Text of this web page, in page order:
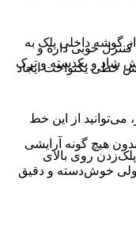
از گوشه داخلی پلک به
خطی یکنواخت ایجاد
می‌توانید از این خط
هیچ گونه آرایشی
خوبی داره و
شاد و یکدسته و ترک
روی بالای
خوش‌دسته و دقیق